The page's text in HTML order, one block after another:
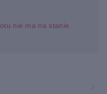
nie ma na stanie.